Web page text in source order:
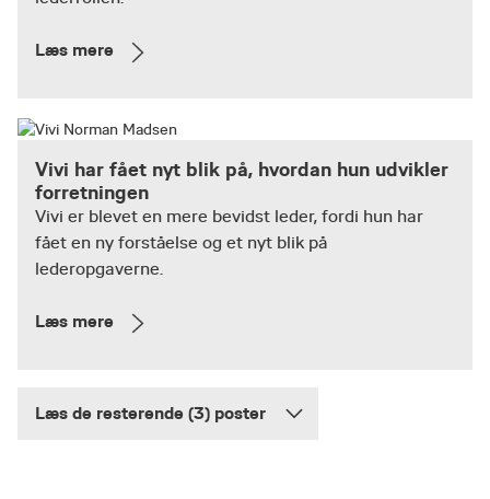
Læs mere
Vivi har fået nyt blik på, hvordan hun udvikler
forretningen
Vivi er blevet en mere bevidst leder, fordi hun har
fået en ny forståelse og et nyt blik på
lederopgaverne.
Læs mere
Læs de resterende (3) poster